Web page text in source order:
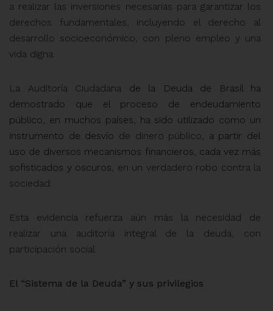
a realizar las inversiones necesarias para garantizar los
derechos fundamentales, incluyendo el derecho al
desarrollo socioeconómico, con pleno empleo y una
vida digna.
La Auditoría Ciudadana de la Deuda de Brasil ha
demostrado que el proceso de endeudamiento
público, en muchos países, ha sido utilizado como un
instrumento de desvío de dinero público, a partir del
uso de diversos mecanismos financieros, cada vez más
sofisticados y oscuros, en un verdadero robo contra la
sociedad.
Esta evidencia refuerza aún más la necesidad de
realizar una auditoría integral de la deuda, con
participación social.
El “Sistema de la Deuda” y sus privilegios